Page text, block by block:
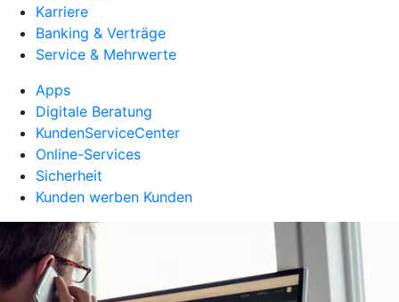
Karriere
Banking & Verträge
Service & Mehrwerte
Apps
Digitale Beratung
KundenServiceCenter
Online-Services
Sicherheit
Kunden werben Kunden